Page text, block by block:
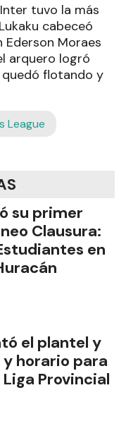
tuvo la más
cabeceó
Ederson Moraes
arquero logró
flotando y
League
su primer
Clausura:
en
el plantel y
horario para
Provincial